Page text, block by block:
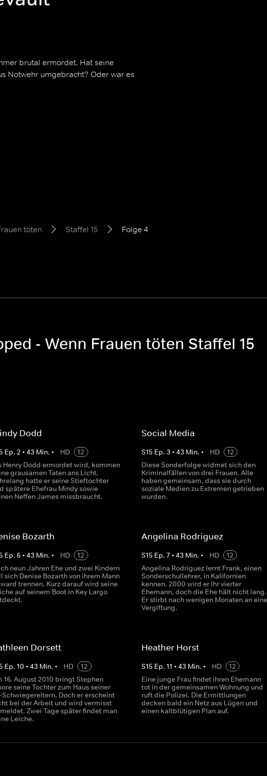
brutal ermordet. Hat seine
Notwehr umgebracht? Oder war es
töten Staffel 15 Folge 4
- Wenn Frauen töten Staffel 15
Dodd
Ep.2 •43 Min. • HD
12
Henry Dodd ermordet wird, kommen
grausamen Taten ans Licht.
hatte er seine Stieftochter
spätere Ehefrau Mindy sowie
Neffen James missbraucht.
Social Media
S15 Ep. 3 • 43 Min. • HD
12
Diese Sonderfolge widmet sich den
Kriminalfällen von drei Frauen. Alle
haben gemeinsam, dass sie durch
soziale Medien zu Extremen getrieben
wurden.
Bozarth
Ep.6 •43 Min. • HD
12
neun Jahren Ehe und zwei Kindern
sich Denise Bozarth von ihrem Mann
trennen. Kurz darauf wird seine
auf seinem Boot in Key Largo
Angelina Rodriguez
S15 Ep. 7• 43 Min. • HD
12
Angelina Rodriguez lernt Frank, einen
Sonderschullehrer, in Kalifornien
kennen. 2000 wird er ihr vierter
Ehemann, doch die Ehe hält nicht lang.
Er stirbt nach wenigen Monaten an
Vergiftung.
Dorsett
Ep.10 •43 Min. • HD
12
16. August 2010 bringt Stephen
seine Tochter zum Haus seiner
Schwiegereltern. Doch er erscheint
bei der Arbeit und wird vermisst
Zwei Tage später findet man
Leiche.
Heather Horst
S15 Ep. 11 • 43 Min. • HD
12
Eine junge Frau findet ihren Ehemann
tot in der gemeinsamen Wohnung und
ruft die Polizei. Die Ermittlungen
decken bald ein Netz aus Lügen und
einen kaltblütigen Plan auf.